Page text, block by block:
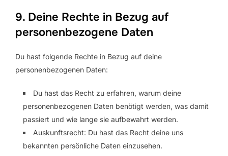
9. Deine Rechte in Bezug auf
personenbezogene Daten
Du hast folgende Rechte in Bezug auf deine
personenbezogenen Daten:
Du hast das Recht zu erfahren, warum deine
personenbezogenen Daten benötigt werden, was damit
passiert und wie lange sie aufbewahrt werden.
Auskunftsrecht: Du hast das Recht deine uns
bekannten persönliche Daten einzusehen.